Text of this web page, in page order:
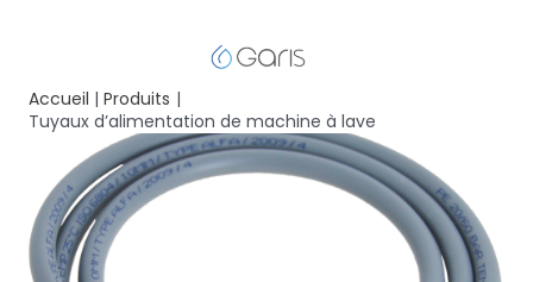
Accueil
Produits
Tuyaux d’alimentation de machine à lave